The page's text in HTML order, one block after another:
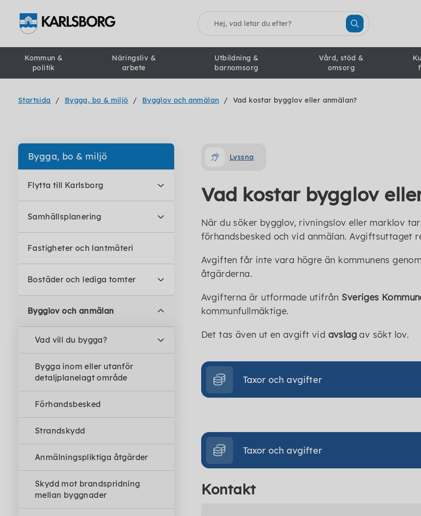
Sök
Kommun &
politik
Näringsliv &
arbete
Utbildning &
barnomsorg
Vård, stöd &
omsorg
Startsida Bygga, bo & miljö Bygglov och anmälan Vad kostar bygglov eller anmälan?
Bygga, bo & miljö
Flytta till Karlsborg
Samhällsplanering
Fastigheter och lantmäteri
Bostäder och lediga tomter
Bygglov och anmälan
Vad vill du bygga?
Bygga inom eller utanför
detaljplanelagt område
Förhandsbesked
Strandskydd
Anmälningspliktiga åtgärder
Skydd mot brandspridning
mellan byggnader
Lyssna
Vad kostar bygglov
När du söker bygglov, rivningslov eller marklov
förhandsbesked och vid anmälan. Avgiftsuttaget
Avgiften får inte vara högre än kommunens
åtgärderna.
Avgifterna är utformade utifrån Sveriges
kommunfullmäktige.
Det tas även ut en avgift vid avslagav sökt lov.
Taxor och avgifter
Taxor och avgifter
Kontakt